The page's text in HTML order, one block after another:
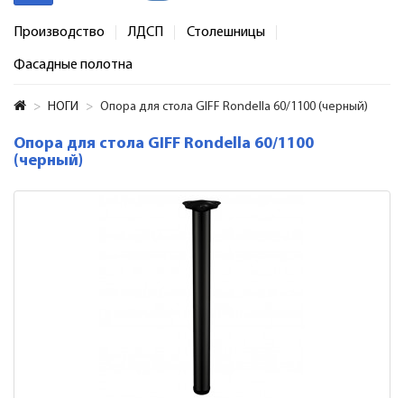
Производство ЛДСП Столешницы
Фасадные полотна
НОГИ Опора для стола GIFF Rondella 60/1100 (черный)
Опора для стола GIFF Rondella 60/1100
(черный)